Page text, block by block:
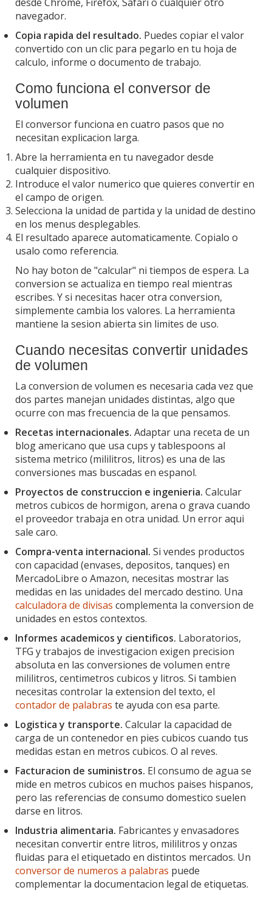
navegador.
Copia rapida del resultado. Puedes copiar el valor
convertido con un clic para pegarlo en tu hoja de
calculo, informe o documento de trabajo.
Como funciona el conversor de
volumen
El conversor funciona en cuatro pasos que no
necesitan explicacion larga.
Abre la herramienta en tu navegador desde
cualquier dispositivo.
Introduce el valor numerico que quieres convertir en
el campo de origen.
Selecciona la unidad de partida y la unidad de destino
en los menus desplegables.
El resultado aparece automaticamente. Copialo o
usalo como referencia.
No hay boton de "calcular" ni tiempos de espera. La
conversion se actualiza en tiempo real mientras
escribes. Y si necesitas hacer otra conversion,
simplemente cambia los valores. La herramienta
mantiene la sesion abierta sin limites de uso.
Cuando necesitas convertir unidades
de volumen
La conversion de volumen es necesaria cada vez que
dos partes manejan unidades distintas, algo que
ocurre con mas frecuencia de la que pensamos.
Recetas internacionales. Adaptar una receta de un
blog americano que usa cups y tablespoons al
sistema metrico (mililitros, litros) es una de las
conversiones mas buscadas en espanol.
Proyectos de construccion e ingenieria. Calcular
metros cubicos de hormigon, arena o grava cuando
el proveedor trabaja en otra unidad. Un error aqui
sale caro.
Compra-venta internacional. Si vendes productos
con capacidad (envases, depositos, tanques) en
MercadoLibre o Amazon, necesitas mostrar las
medidas en las unidades del mercado destino. Una
calculadora de divisas complementa la conversion de
unidades en estos contextos.
Informes academicos y cientificos. Laboratorios,
TFG y trabajos de investigacion exigen precision
absoluta en las conversiones de volumen entre
mililitros, centimetros cubicos y litros. Si tambien
necesitas controlar la extension del texto, el
contador de palabras te ayuda con esa parte.
Logistica y transporte. Calcular la capacidad de
carga de un contenedor en pies cubicos cuando tus
medidas estan en metros cubicos. O al reves.
Facturacion de suministros. El consumo de agua se
mide en metros cubicos en muchos paises hispanos,
pero las referencias de consumo domestico suelen
darse en litros.
Industria alimentaria. Fabricantes y envasadores
necesitan convertir entre litros, mililitros y onzas
fluidas para el etiquetado en distintos mercados. Un
conversor de numeros a palabras puede
complementar la documentacion legal de etiquetas.